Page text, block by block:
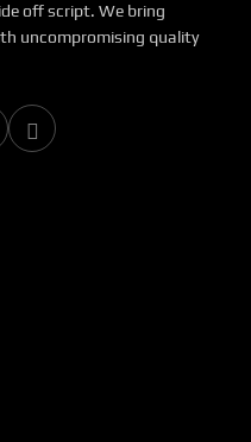
off script. We bring
uncompromising quality